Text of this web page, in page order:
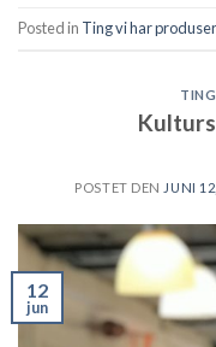
Posted in Ting vi har
POSTET DEN JUNI
12
jun